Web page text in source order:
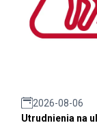
2026-08-06
Utrudnienia na